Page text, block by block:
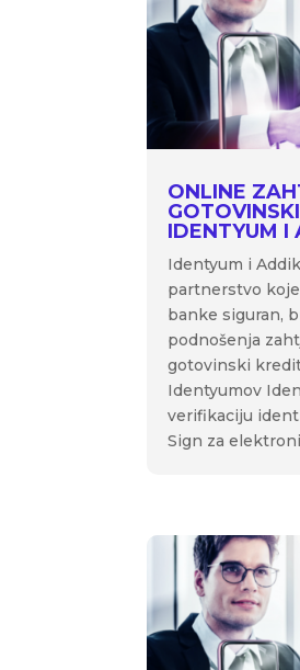
ONLINE
IDENTYUM I
Identyum i
partnerstvo
banke siguran,
podnošenja
gotovinski
Identyumov
verifikaciju
Sign za